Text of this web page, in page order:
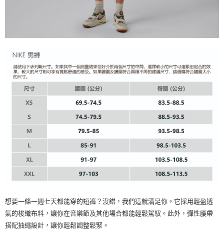
想要一條一週七天都能穿的短褲？沒錯，我們這就滿足你。它採用輕盈透
氣的梭織布料，讓你在音樂節及其他場合都能輕鬆駕馭。此外，彈性腰帶
搭配抽繩設計，讓你輕鬆調整鬆緊。